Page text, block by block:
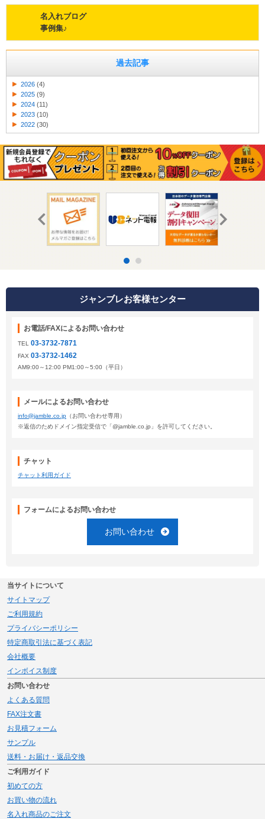
名入れブログ
事例集♪
過去記事
2026 (4)
2025 (9)
2024 (11)
2023 (10)
2022 (30)
ジャンブレお客様センター
お電話/FAXによるお問い合わせ
TEL 03-3732-7871
FAX 03-3732-1462
AM9:00～12:00 PM1:00～5:00（平日）
メールによるお問い合わせ
info@jamble.co.jp （お問い合わせ専用）
※返信のためドメイン指定受信で「@jamble.co.jp」を許可してください。
チャット
チャット利用ガイド
フォームによるお問い合わせ
お問い合わせ
当サイトについて
サイトマップ
ご利用規約
プライバシーポリシー
特定商取引法に基づく表記
会社概要
インボイス制度
お問い合わせ
よくある質問
FAX注文書
お見積フォーム
サンプル
送料・お届け・返品交換
ご利用ガイド
初めての方
お買い物の流れ
名入れ商品のご注文